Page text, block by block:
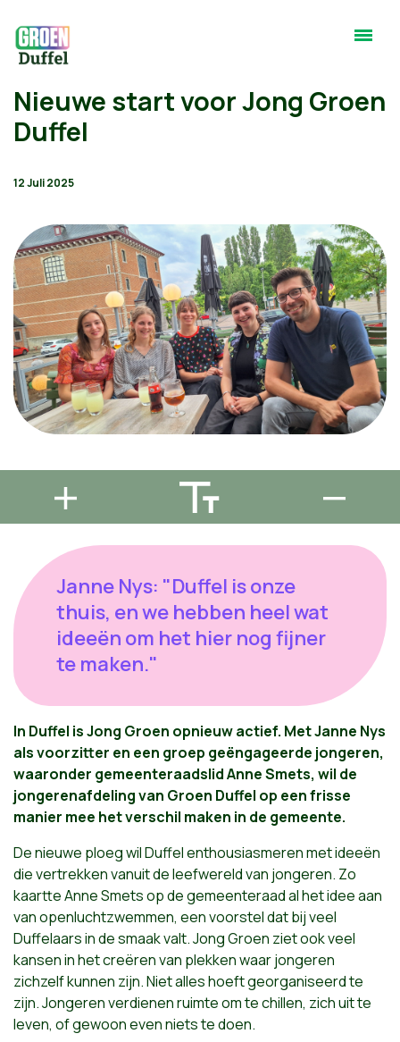
Nieuwe start voor Jong Groen
Duffel
12 Juli 2025
Janne Nys: "Duffel is onze
thuis, en we hebben heel wat
ideeën om het hier nog fijner
te maken."
In Duffel is Jong Groen opnieuw actief. Met Janne Nys
als voorzitter en een groep geëngageerde jongeren,
waaronder gemeenteraadslid Anne Smets, wil de
jongerenafdeling van Groen Duffel op een frisse
manier mee het verschil maken in de gemeente.
De nieuwe ploeg wil Duffel enthousiasmeren met ideeën
die vertrekken vanuit de leefwereld van jongeren. Zo
kaartte Anne Smets op de gemeenteraad al het idee aan
van openluchtzwemmen, een voorstel dat bij veel
Duffelaars in de smaak valt. Jong Groen ziet ook veel
kansen in het creëren van plekken waar jongeren
zichzelf kunnen zijn. Niet alles hoeft georganiseerd te
zijn. Jongeren verdienen ruimte om te chillen, zich uit te
leven, of gewoon even niets te doen.